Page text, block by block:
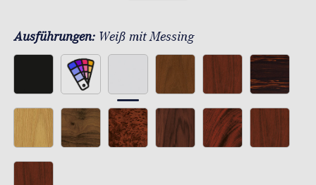
Ausführungen: Weiß mit Messing